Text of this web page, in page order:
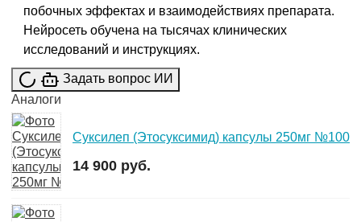
побочных эффектах и взаимодействиях препарата.
Нейросеть обучена на тысячах клинических
исследований и инструкциях.
Задать вопрос ИИ
Аналоги
Суксилеп (Этосуксимид) капсулы 250мг №100
14 900 руб.